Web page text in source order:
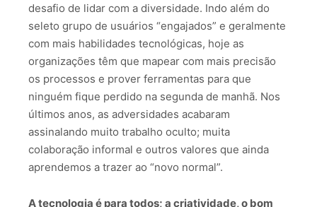
desafio de lidar com a diversidade. Indo além do
seleto grupo de usuários “engajados” e geralmente
com mais habilidades tecnológicas, hoje as
organizações têm que mapear com mais precisão
os processos e prover ferramentas para que
ninguém fique perdido na segunda de manhã. Nos
últimos anos, as adversidades acabaram
assinalando muito trabalho oculto; muita
colaboração informal e outros valores que ainda
aprendemos a trazer ao “novo normal”.
A tecnologia é para todos; a criatividade, o bom